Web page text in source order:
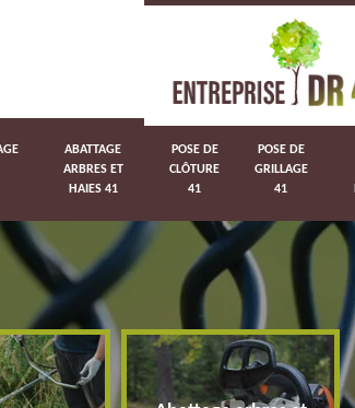
ABATTAGE
ARBRES ET
HAIES 41
POSE DE
CLÔTURE
41
POSE DE
GRILLAGE
41